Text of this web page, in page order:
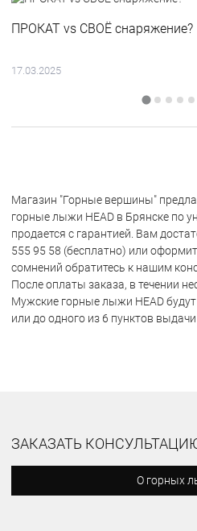
ПРОКАТ vs СВОЁ снаряжение?
17.03.2025
Магазин "Горные вершины"
горные лыжи HEAD в Брянске по
продается с гарантией. Вам
555 95 58 (бесплатно) или
сомнений обратитесь к нашим
После оплаты заказа, в течении
Мужские горные лыжи HEAD
или до одного из 6 пунктов выдачи
ЗАКАЗАТЬ
О горных